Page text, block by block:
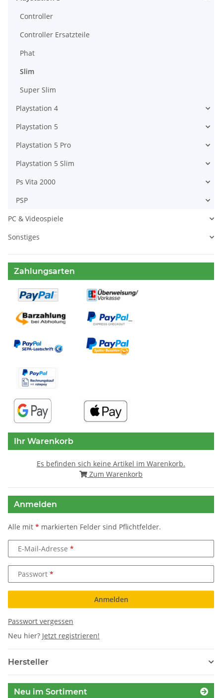
Controller
Controller Ersatzteile
Phat
Slim
Super Slim
Playstation 4
Playstation 5
Playstation 5 Pro
Playstation 5 Slim
Ps Vita 2000
PSP
PC & Videospiele
Sonstiges
Zahlungsarten
Ihr Warenkorb
Es befinden sich keine Artikel im Warenkorb.
Zum Warenkorb
Anmelden
Alle mit * markierten Felder sind Pflichtfelder.
E-Mail-Adresse
Passwort
Anmelden
Passwort vergessen
Neu hier? Jetzt registrieren!
Hersteller
Neu im Sortiment